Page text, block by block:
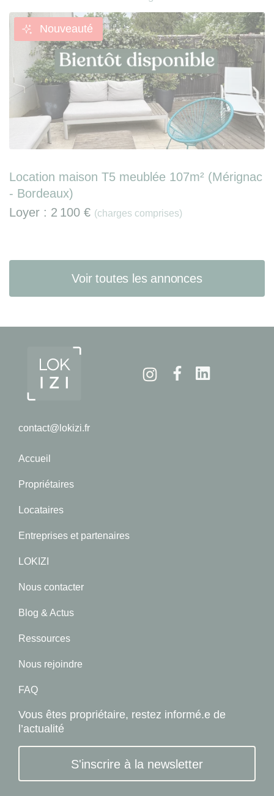
Nouveauté
Location maison T5 meublée 107m² (Mérignac
- Bordeaux)
Loyer : 2 100 € (charges comprises)
Voir toutes les annonces
contact@lokizi.fr
InstagramFacebook
Accueil
Propriétaires
Locataires
Entreprises et partenaires
LOKIZI
Nous contacter
Blog & Actus
Ressources
Nous rejoindre
FAQ
Vous êtes propriétaire, restez informé.e de
l’actualité
S'inscrire à la newsletter